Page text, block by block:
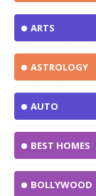
ARTS
ASTROLOGY
AUTO
BEST HOMES
BOLLYWOOD